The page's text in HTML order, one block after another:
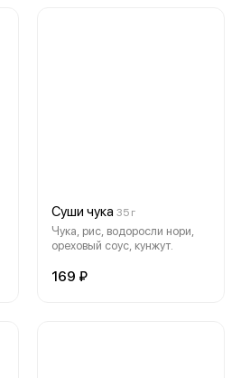
Суши чука 35 г
Чука, рис, водоросли нори,
ореховый соус, кунжут.
169 ₽